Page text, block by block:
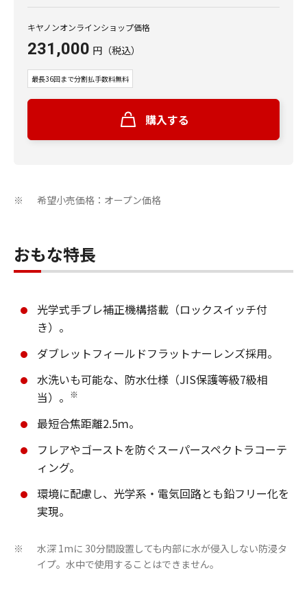
キヤノンオンラインショップ価格
231,000 円 （税込）
最長36回まで分割払手数料無料
購入する
※ 希望小売価格：オープン価格
おもな特長
光学式手ブレ補正機構搭載（ロックスイッチ付
き）。
ダブレットフィールドフラットナーレンズ採用。
水洗いも可能な、防水仕様（JIS保護等級7級相
当）。
※
最短合焦距離2.5ｍ。
フレアやゴーストを防ぐスーパースペクトラコーテ
ィング。
環境に配慮し、光学系・電気回路とも鉛フリー化を
実現。
※
水深 1mに 30分間設置しても内部に水が侵入しない防浸タ
イプ。水中で使用することはできません。